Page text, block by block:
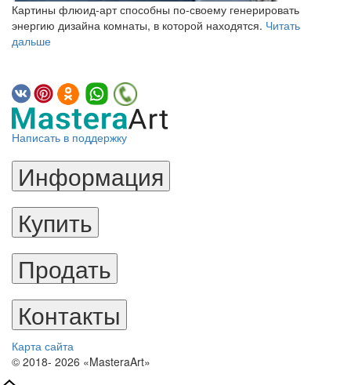
Картины флюид-арт способны по-своему генерировать
энергию дизайна комнаты, в которой находятся. Читать
дальше
Написать в поддержку
Информация
Купить
Продать
Контакты
Карта сайта
© 2018- 2026 «MasteraArt»